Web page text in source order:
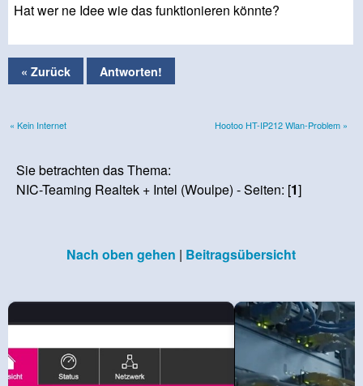
Hat wer ne Idee wie das funktionieren könnte?
« Zurück Antworten!
« Kein Internet Hootoo HT-IP212 Wlan-Problem »
Sie betrachten das Thema:
NIC-Teaming Realtek + Intel (Woulpe) - Seiten: [1]
Nach oben gehen | Beitragsübersicht